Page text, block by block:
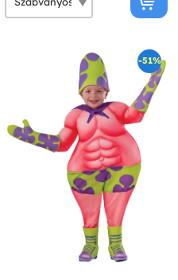
-51%